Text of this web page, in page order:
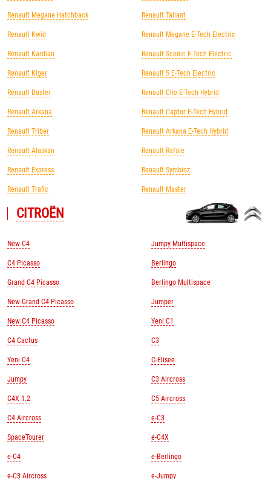
Renault Megane Hatchback
Renault Kwid
Renault Kardian
Renault Kiger
Renault Duster
Renault Arkana
Renault Triber
Renault Alaskan
Renault Express
Renault Trafic
Renault Taliant
Renault Megane E-Tech Electric
Renault Scenic E-Tech Electric
Renault 5 E-Tech Electric
Renault Clio E-Tech Hybrid
Renault Captur E-Tech Hybrid
Renault Arkana E-Tech Hybrid
Renault Rafale
Renault Symbioz
Renault Master
CITROЁN
New C4
C4 Picasso
Grand C4 Picasso
New Grand C4 Picasso
New C4 Picasso
C4 Cactus
Yeni C4
Jumpy
C4X 1.2
C4 Aircross
SpaceTourer
e-C4
e-C3 Aircross
Jumpy Multispace
Berlingo
Berlingo Multispace
Jumper
Yeni C1
C3
C-Elisee
C3 Aircross
C5 Aircross
e-C3
e-C4X
e-Berlingo
e-Jumpy